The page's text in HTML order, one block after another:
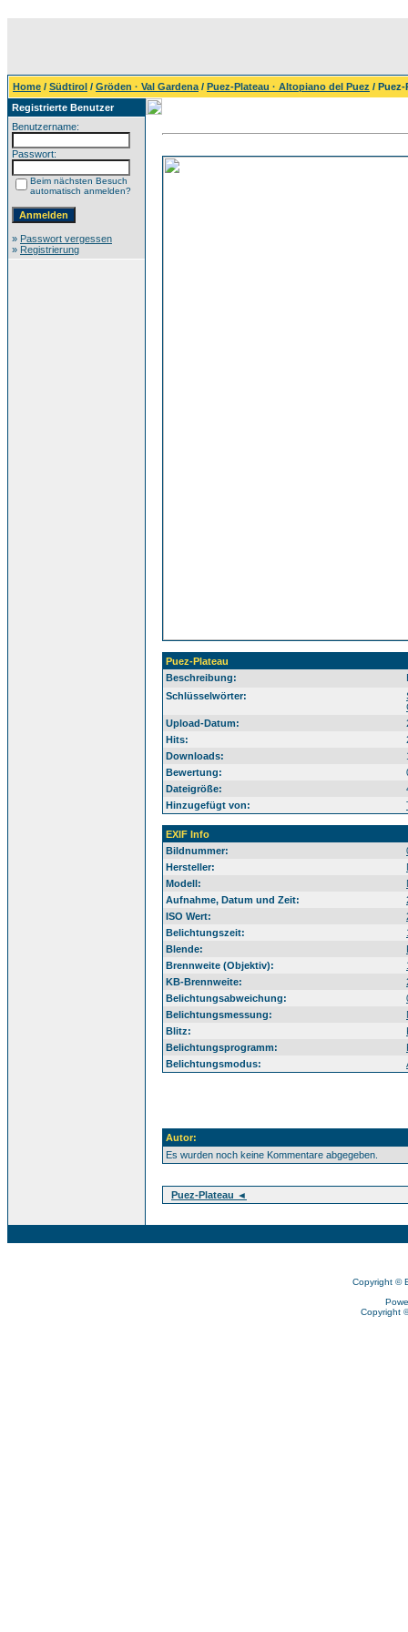
Home / Südtirol / Gröden · Val Gardena / Puez-Plateau · Altopiano del Puez / Puez-
Registrierte Benutzer
Benutzername:
Passwort:
Beim nächsten Besuch
automatisch anmelden?
» Passwort vergessen
» Registrierung
Puez-Plateau
Beschreibung:
Schlüsselwörter:
Upload-Datum:
Hits:
Downloads:
Bewertung:
Dateigröße:
Hinzugefügt von:
EXIF Info
Bildnummer:
Hersteller:
Modell:
Aufnahme, Datum und Zeit:
ISO Wert:
Belichtungszeit:
Blende:
Brennweite (Objektiv):
KB-Brennweite:
Belichtungsabweichung:
Belichtungsmessung:
Blitz:
Belichtungsprogramm:
Belichtungsmodus:
Autor:
Es wurden noch keine Kommentare abgegeben.
Puez-Plateau ◄
Copyright ©
Copyright